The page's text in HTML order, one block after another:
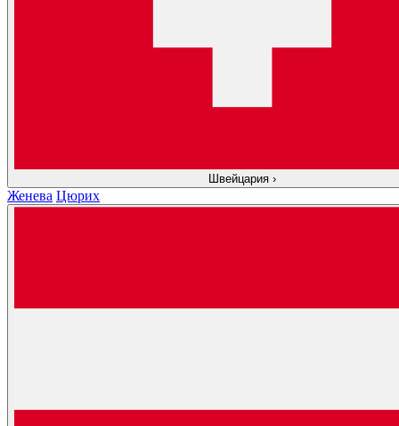
Швейцария ›
Женева Цюрих